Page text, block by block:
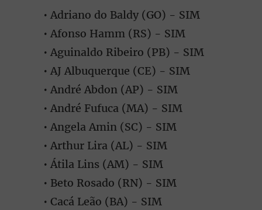
• Adriano do Baldy (GO) - SIM
• Afonso Hamm (RS) - SIM
• Aguinaldo Ribeiro (PB) - SIM
• AJ Albuquerque (CE) - SIM
• André Abdon (AP) - SIM
• André Fufuca (MA) - SIM
• Angela Amin (SC) - SIM
• Arthur Lira (AL) - SIM
• Átila Lins (AM) - SIM
• Beto Rosado (RN) - SIM
• Cacá Leão (BA) - SIM